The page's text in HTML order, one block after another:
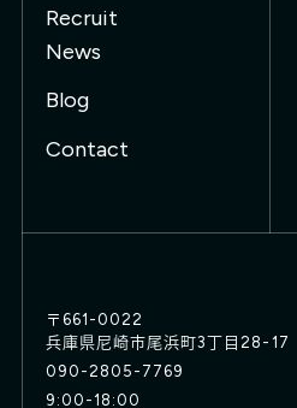
Recruit
News
Blog
Contact
〒661-0022
兵庫県尼崎市尾浜町3丁目28-17
090-2805-7769
9:00-18:00